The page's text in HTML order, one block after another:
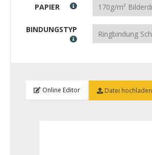
PAPIER
BINDUNGSTYP
Online Editor Datei hochladen